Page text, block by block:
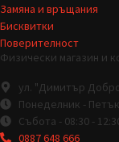
Замяна и връщания
Бисквитки
Поверителност
Физически магазин и
ул. "Димитър
Понеделник -
Събота - 08:30 -
0887 648 666